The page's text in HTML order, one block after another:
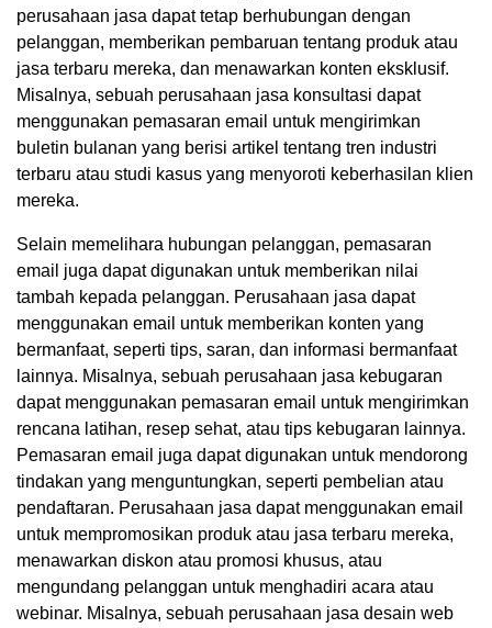
perusahaan jasa dapat tetap berhubungan dengan
pelanggan, memberikan pembaruan tentang produk atau
jasa terbaru mereka, dan menawarkan konten eksklusif.
Misalnya, sebuah perusahaan jasa konsultasi dapat
menggunakan pemasaran email untuk mengirimkan
buletin bulanan yang berisi artikel tentang tren industri
terbaru atau studi kasus yang menyoroti keberhasilan klien
mereka.
Selain memelihara hubungan pelanggan, pemasaran
email juga dapat digunakan untuk memberikan nilai
tambah kepada pelanggan. Perusahaan jasa dapat
menggunakan email untuk memberikan konten yang
bermanfaat, seperti tips, saran, dan informasi bermanfaat
lainnya. Misalnya, sebuah perusahaan jasa kebugaran
dapat menggunakan pemasaran email untuk mengirimkan
rencana latihan, resep sehat, atau tips kebugaran lainnya.
Pemasaran email juga dapat digunakan untuk mendorong
tindakan yang menguntungkan, seperti pembelian atau
pendaftaran. Perusahaan jasa dapat menggunakan email
untuk mempromosikan produk atau jasa terbaru mereka,
menawarkan diskon atau promosi khusus, atau
mengundang pelanggan untuk menghadiri acara atau
webinar. Misalnya, sebuah perusahaan jasa desain web